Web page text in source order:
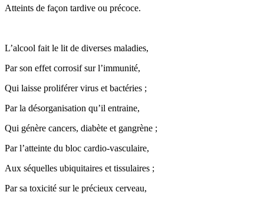
Atteints de façon tardive ou précoce.
L’alcool fait le lit de diverses maladies,
Par son effet corrosif sur l’immunité,
Qui laisse proliférer virus et bactéries ;
Par la désorganisation qu’il entraine,
Qui génère cancers, diabète et gangrène ;
Par l’atteinte du bloc cardio-vasculaire,
Aux séquelles ubiquitaires et tissulaires ;
Par sa toxicité sur le précieux cerveau,